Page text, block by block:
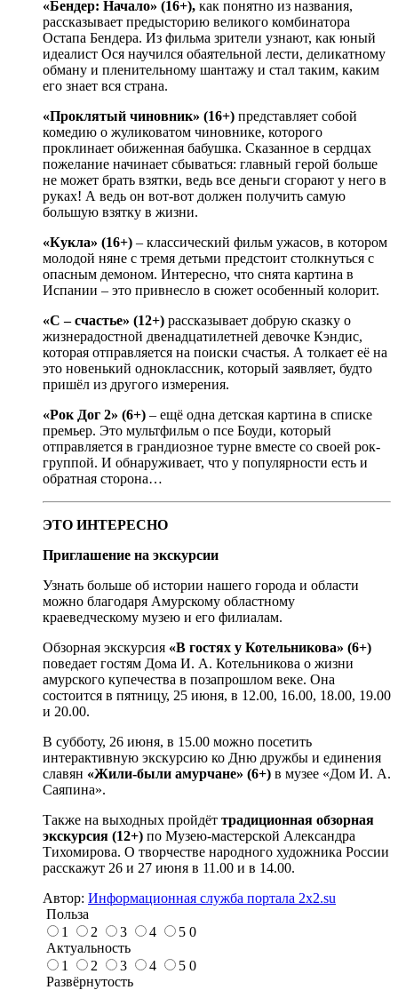
«Бендер: Начало» (16+), как понятно из названия,
рассказывает предысторию великого комбинатора
Остапа Бендера. Из фильма зрители узнают, как юный
идеалист Ося научился обаятельной лести, деликатному
обману и пленительному шантажу и стал таким, каким
его знает вся страна.
«Проклятый чиновник» (16+) представляет собой
комедию о жуликоватом чиновнике, которого
проклинает обиженная бабушка. Сказанное в сердцах
пожелание начинает сбываться: главный герой больше
не может брать взятки, ведь все деньги сгорают у него в
руках! А ведь он вот-вот должен получить самую
большую взятку в жизни.
«Кукла» (16+) – классический фильм ужасов, в котором
молодой няне с тремя детьми предстоит столкнуться с
опасным демоном. Интересно, что снята картина в
Испании – это привнесло в сюжет особенный колорит.
«С – счастье» (12+) рассказывает добрую сказку о
жизнерадостной двенадцатилетней девочке Кэндис,
которая отправляется на поиски счастья. А толкает её на
это новенький одноклассник, который заявляет, будто
пришёл из другого измерения.
«Рок Дог 2» (6+) – ещё одна детская картина в списке
премьер. Это мультфильм о псе Боуди, который
отправляется в грандиозное турне вместе со своей рок-
группой. И обнаруживает, что у популярности есть и
обратная сторона…
ЭТО ИНТЕРЕСНО
Приглашение на экскурсии
Узнать больше об истории нашего города и области
можно благодаря Амурскому областному
краеведческому музею и его филиалам.
Обзорная экскурсия «В гостях у Котельникова» (6+)
поведает гостям Дома И. А. Котельникова о жизни
амурского купечества в позапрошлом веке. Она
состоится в пятницу, 25 июня, в 12.00, 16.00, 18.00, 19.00
и 20.00.
В субботу, 26 июня, в 15.00 можно посетить
интерактивную экскурсию ко Дню дружбы и единения
славян «Жили-были амурчане» (6+) в музее «Дом И. А.
Саяпина».
Также на выходных пройдёт традиционная обзорная
экскурсия (12+) по Музею-мастерской Александра
Тихомирова. О творчестве народного художника России
расскажут 26 и 27 июня в 11.00 и в 14.00.
Автор: Информационная служба портала 2x2.su
Польза
1
2 3 4 5 0
Актуальность
1
2 3 4 5 0
Развёрнутость